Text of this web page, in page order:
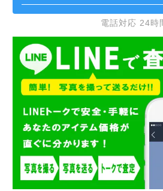
電話対応 24時